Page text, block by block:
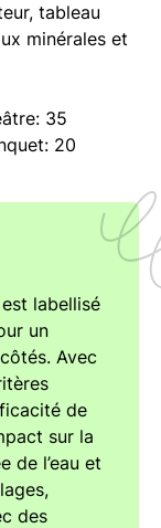
tableau
minérales et
35
20
labellisé
un
Avec
de
sur la
de l’eau et
des